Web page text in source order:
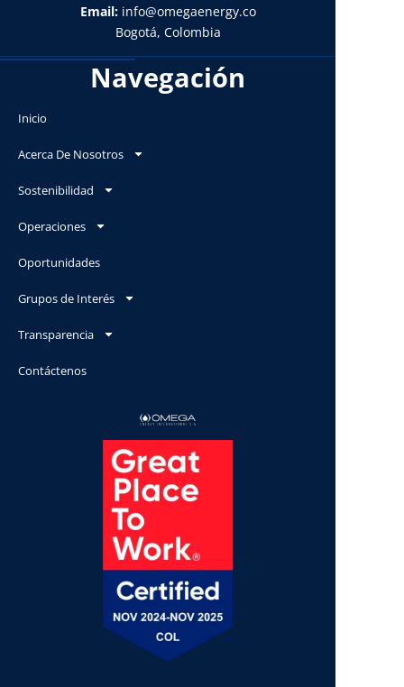
Navegación
Inicio
Acerca De Nosotros
Sostenibilidad
Operaciones
Oportunidades
Grupos de Interés
Transparencia
Contáctenos
Email:info@omegaenergy.co
Bogotá, Colombia